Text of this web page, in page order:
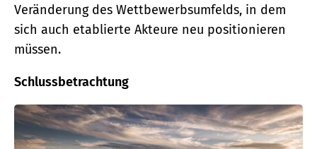
Veränderung des Wettbewerbsumfelds, in dem
sich auch etablierte Akteure neu positionieren
müssen.
Schlussbetrachtung